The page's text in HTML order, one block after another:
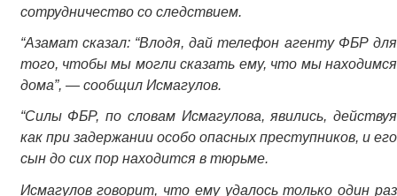
сотрудничество со следствием.
“Азамат сказал: “Влодя, дай телефон агенту ФБР для
того, чтобы мы могли сказать ему, что мы находимся
дома”, — сообщил Исмагулов.
“Силы ФБР, по словам Исмагулова, явились, действуя
как при задержании особо опасных преступников, и его
сын до сих пор находится в тюрьме.
Исмагулов говорит, что ему удалось только один раз